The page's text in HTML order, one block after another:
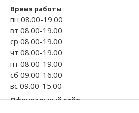
Волгоградская область
Кировоградская область
Восточно-Казахстанская область
Архангельское
Время работы
пн 08.00-19.00
вт 08.00-19.00
ср 08.00-19.00
чт 08.00-19.00
пт 08.00-19.00
сб 09.00-16.00
вс 09.00-15.00
Официальный сайт